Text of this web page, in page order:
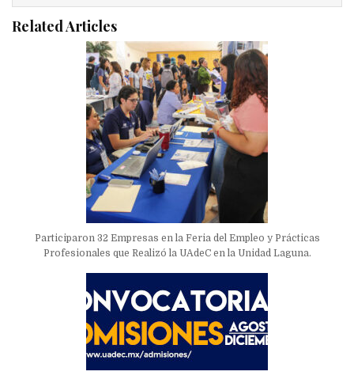
Related Articles
Participaron 32 Empresas en la Feria del Empleo y Prácticas
Profesionales que Realizó la UAdeC en la Unidad Laguna.